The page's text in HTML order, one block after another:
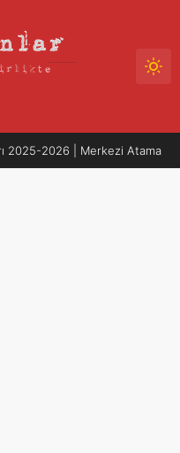
2025-2026 | Merkezi Atama